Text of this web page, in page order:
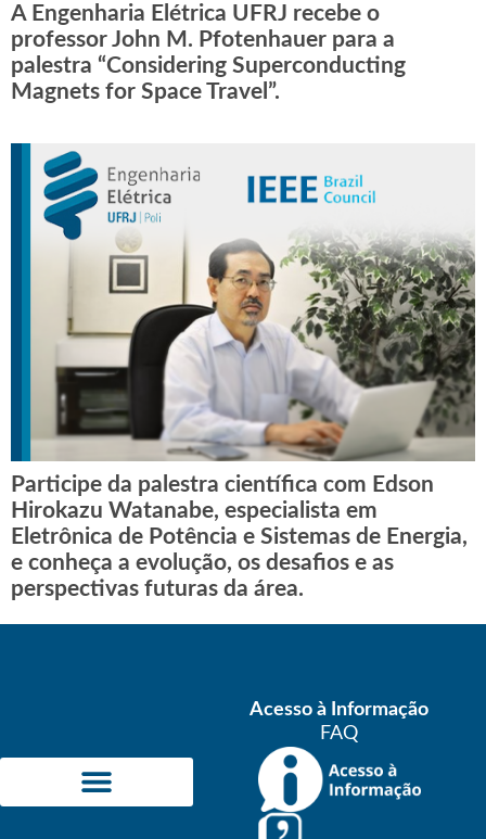
A Engenharia Elétrica UFRJ recebe o
professor John M. Pfotenhauer para a
palestra “Considering Superconducting
Magnets for Space Travel”.
Participe da palestra científica com Edson
Hirokazu Watanabe, especialista em
Eletrônica de Potência e Sistemas de Energia,
e conheça a evolução, os desafios e as
perspectivas futuras da área.
Acesso à Informação
FAQ